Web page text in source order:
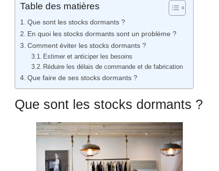
Table des matières
Que sont les stocks dormants ?
En quoi les stocks dormants sont un problème ?
Comment éviter les stocks dormants ?
Estimer et anticiper les besoins
Réduire les délais de commande et de fabrication
Que faire de ses stocks dormants ?
Que sont les stocks dormants ?